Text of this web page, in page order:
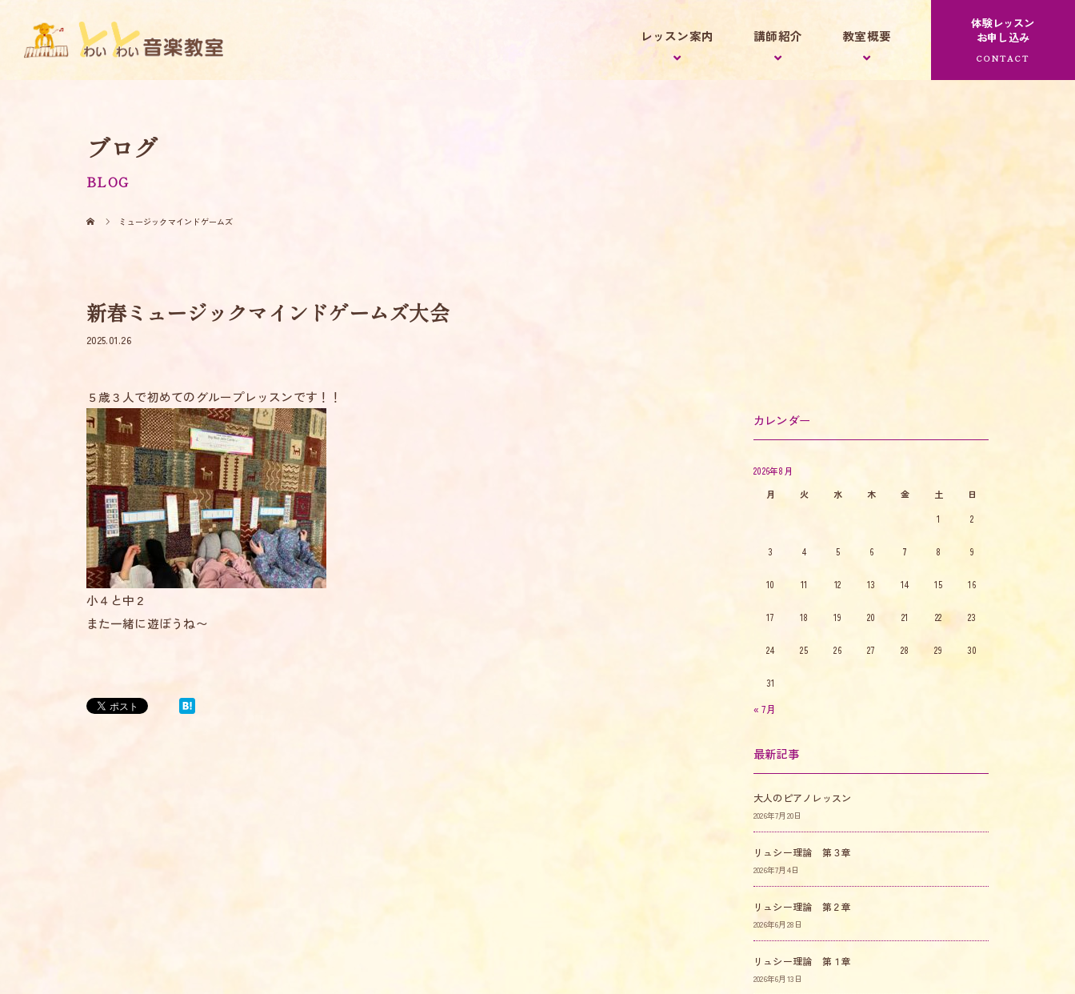
レッスン案内 講師紹介 教室概要
体験レッスン
お申し込み
ブログ
BLOG
ミュージックマインドゲームズ
新春ミュージックマインドゲームズ大会
2025.01.26
５歳３人で初めてのグループレッスンです！！
小４と中２
また一緒に遊ぼうね〜
カレンダー
2026年8月
月
火 水 木 金 土
日
1
2
3 4 5 6 7 8 9
10 11 12 13 14 15 16
17 18 19 20 21 22 23
24 25 26 27 28 29 30
31
« 7月
最新記事
大人のピアノレッスン
2026年7月20日
リュシー理論 第３章
2026年7月4日
リュシー理論 第２章
2026年6月28日
リュシー理論 第１章
2026年6月13日